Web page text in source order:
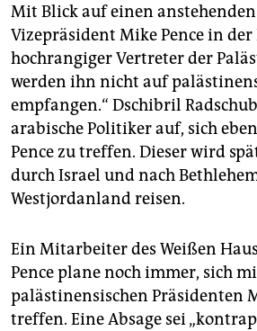
Mit Blick auf einen anstehenden
Vizepräsident Mike Pence in der
hochrangiger Vertreter der
werden ihn nicht auf
empfangen.“ Dschibril
arabische Politiker auf, sich
Pence zu treffen. Dieser wird
durch Israel und nach
Westjordanland reisen.
Ein Mitarbeiter des Weißen
Pence plane noch immer, sich
palästinensischen Präsidenten
treffen. Eine Absage sei